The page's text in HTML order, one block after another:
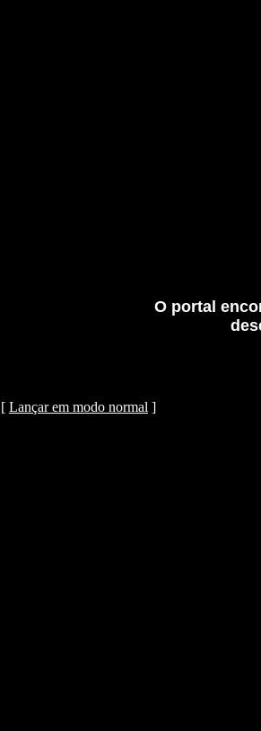
O portal
[ Lançar em modo normal ]